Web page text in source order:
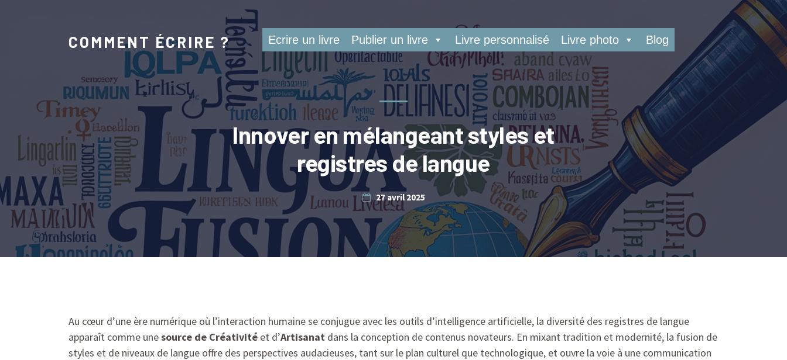
COMMENT ÉCRIRE ? Ecrire un livre Publier un livre Livre personnalisé Livre photo Blog
Innover en mélangeant styles et
registres de langue
27 avril 2025
Au cœur d’une ère numérique où l’interaction humaine se conjugue avec les outils d’intelligence artificielle, la diversité des registres de langue
apparaît comme unesource de Créativité et d’Artisanat dans la conception de contenus novateurs. En mixant tradition et modernité, la fusion de
styles et de niveaux de langue offre des perspectives audacieuses, tant sur le plan culturel que technologique, et ouvre la voie à une communication